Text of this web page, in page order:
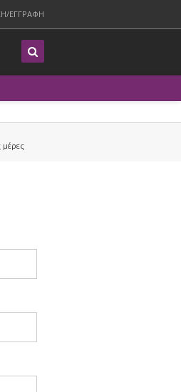
ΕΓΓΡΑΦΗ